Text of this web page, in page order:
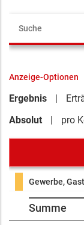
Anzeige-Optionen
Ergebnis
Absolut
pro
Gewerbe,
Summe